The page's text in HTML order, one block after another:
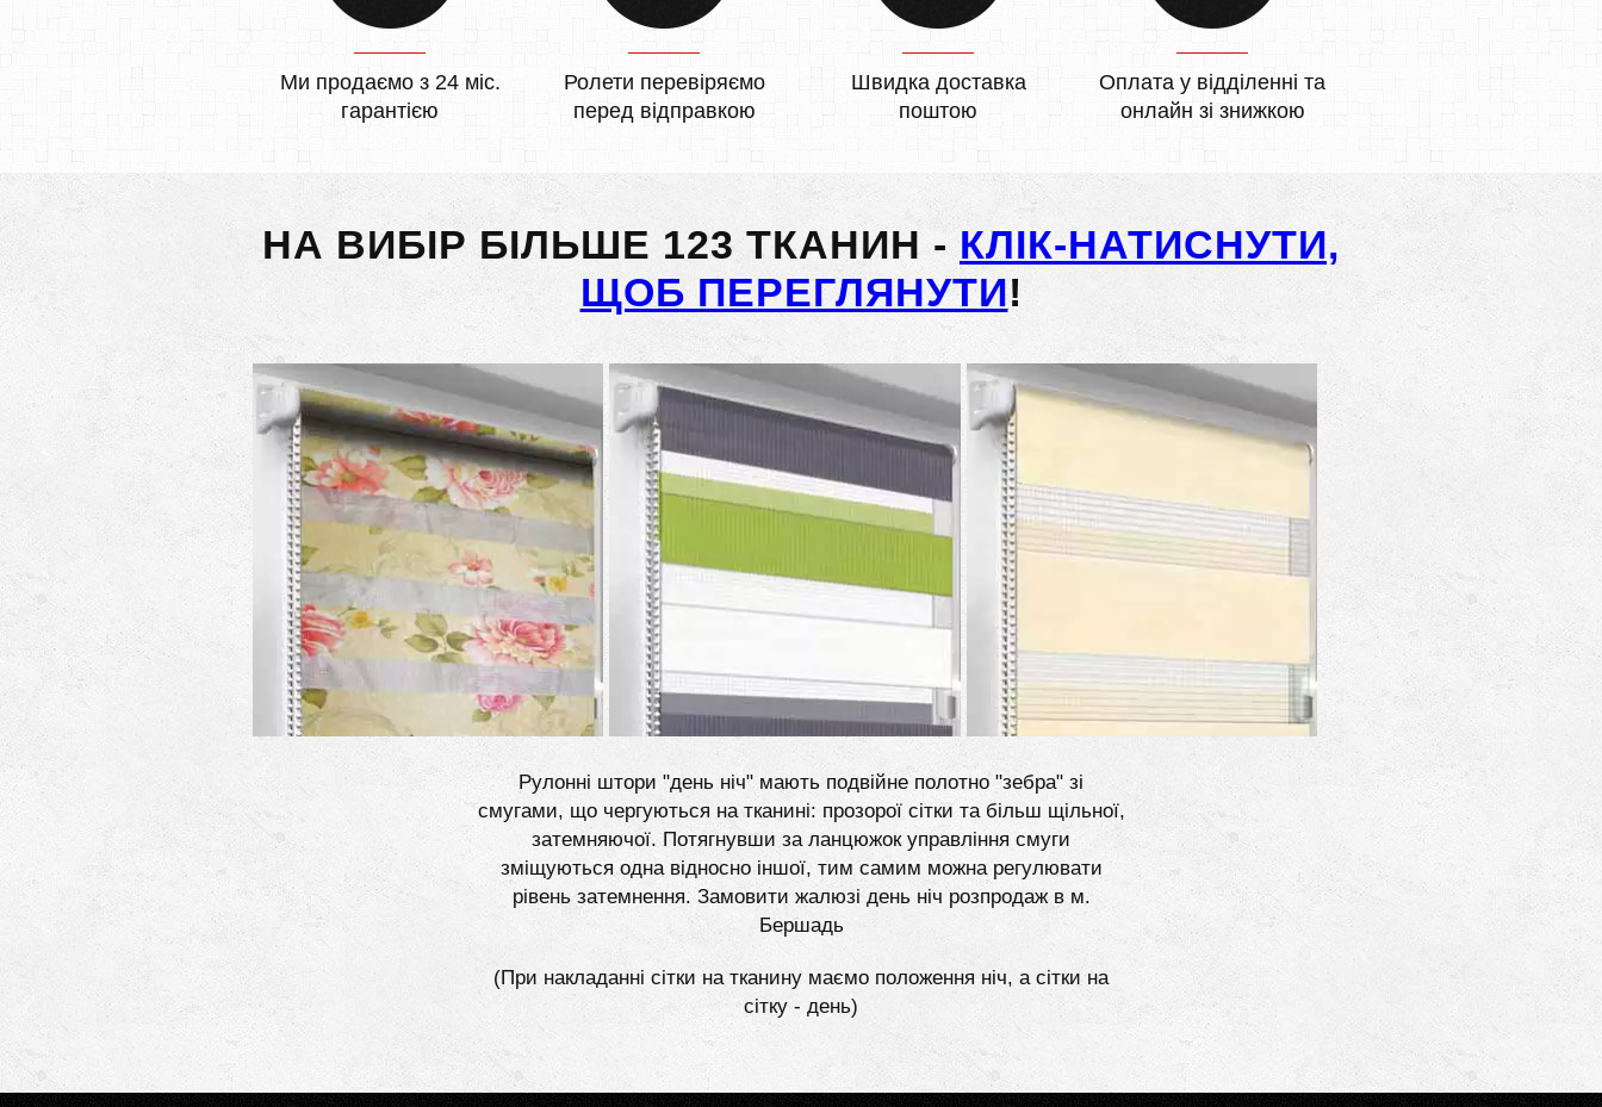
Ми продаємо з 24 міс.
гарантією
Ролети перевіряємо
перед відправкою
Швидка доставка
поштою
Оплата у відділенні та
онлайн зі знижкою
НА ВИБІР БІЛЬШЕ 123 ТКАНИН - КЛІК-НАТИСНУТИ,
ЩОБ ПЕРЕГЛЯНУТИ!
Рулонні штори "день ніч" мають подвійне полотно "зебра" зі
смугами, що чергуються на тканині: прозорої сітки та більш щільної,
затемняючої. Потягнувши за ланцюжок управління смуги
зміщуються одна відносно іншої, тим самим можна регулювати
рівень затемнення. Замовити жалюзі день ніч розпродаж в м.
Бершадь
(При накладанні сітки на тканину маємо положення ніч, а сітки на
сітку - день)